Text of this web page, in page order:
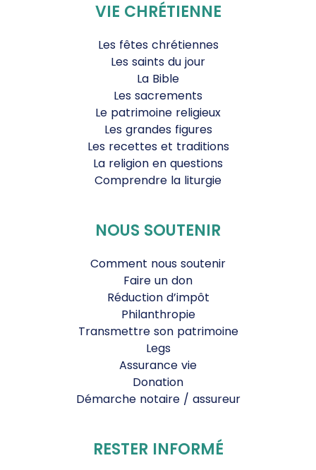
VIE CHRÉTIENNE
Les fêtes chrétiennes
Les saints du jour
La Bible
Les sacrements
Le patrimoine religieux
Les grandes figures
Les recettes et traditions
La religion en questions
Comprendre la liturgie
NOUS SOUTENIR
Comment nous soutenir
Faire un don
Réduction d’impôt
Philanthropie
Transmettre son patrimoine
Legs
Assurance vie
Donation
Démarche notaire / assureur
RESTER INFORMÉ